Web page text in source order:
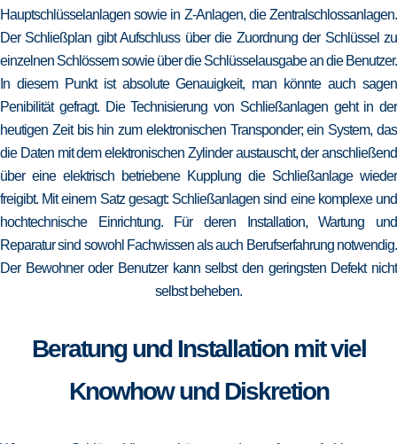
Hauptschlüsselanlagen sowie in Z-Anlagen, die Zentralschlossanlagen.
Der Schließplan gibt Aufschluss über die Zuordnung der Schlüssel zu
einzelnen Schlössern sowie über die Schlüsselausgabe an die Benutzer.
In diesem Punkt ist absolute Genauigkeit, man könnte auch sagen
Penibilität gefragt. Die Technisierung von Schließanlagen geht in der
heutigen Zeit bis hin zum elektronischen Transponder; ein System, das
die Daten mit dem elektronischen Zylinder austauscht, der anschließend
über eine elektrisch betriebene Kupplung die Schließanlage wieder
freigibt. Mit einem Satz gesagt: Schließanlagen sind eine komplexe und
hochtechnische Einrichtung. Für deren Installation, Wartung und
Reparatur sind sowohl Fachwissen als auch Berufserfahrung notwendig.
Der Bewohner oder Benutzer kann selbst den geringsten Defekt nicht
selbst beheben.
Beratung und Installation mit viel
Knowhow und Diskretion